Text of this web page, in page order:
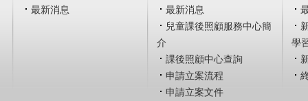
最新消息
最新消息
兒童課後照顧服務中心簡
介
課後照顧中心查詢
申請立案流程
申請立案文件
學